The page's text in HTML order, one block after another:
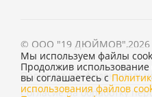
© ООО "19 ДЮЙМОВ",2026
Политика
Согласие на обработку
Мы используем файлы
Продолжив использование
вы соглашаетесь с
использования файлов